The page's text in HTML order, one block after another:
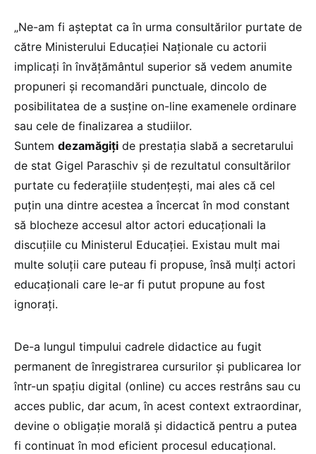
„Ne-am fi așteptat ca în urma consultărilor purtate de
către Ministerului Educației Naționale cu actorii
implicați în învățământul superior să vedem anumite
propuneri și recomandări punctuale, dincolo de
posibilitatea de a susține on-line examenele ordinare
sau cele de finalizarea a studiilor.
Suntem dezamăgiți de prestația slabă a secretarului
de stat Gigel Paraschiv și de rezultatul consultărilor
purtate cu federațiile studențești, mai ales că cel
puțin una dintre acestea a încercat în mod constant
să blocheze accesul altor actori educaționali la
discuțiile cu Ministerul Educației. Existau mult mai
multe soluții care puteau fi propuse, însă mulți actori
educaționali care le-ar fi putut propune au fost
ignorați.
De-a lungul timpului cadrele didactice au fugit
permanent de înregistrarea cursurilor și publicarea lor
într-un spațiu digital (online) cu acces restrâns sau cu
acces public, dar acum, în acest context extraordinar,
devine o obligaţie morală şi didactică pentru a putea
fi continuat în mod eficient procesul educaţional.